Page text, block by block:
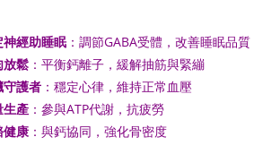
神經助睡眠 ：調節GABA受體，改善睡眠品質
放鬆 ：平衡鈣離子，緩解抽筋與緊繃
守護者 ：穩定心律，維持正常血壓
生產 ：參與ATP代謝，抗疲勞
健康 ：與鈣協同，強化骨密度